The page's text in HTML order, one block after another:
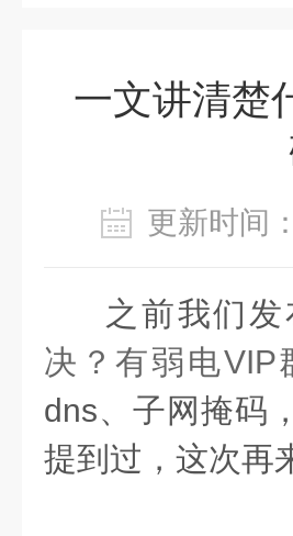
一文讲清楚
更新时
之前我们发
决？有弱电VIP
dns、子网掩码
提到过，这次再